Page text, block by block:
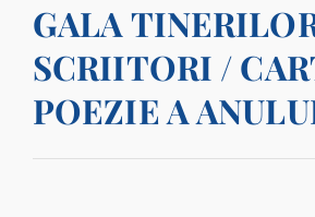
Despre noi
Servicii
GALA
SCRIITORI /
POEZIE A